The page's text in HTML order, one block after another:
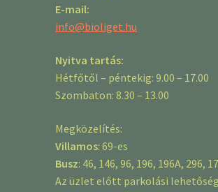
E-mail:
info@bioliget.hu
Nyitva tartás:
Hétfőtől – péntekig: 9.00 – 17.00
Szombaton: 8.30 – 13.00
Megközelítés:
Villamos: 69-es
Busz: 46, 146, 96, 196, 196A, 296,
Az üzlet előtt parkolási